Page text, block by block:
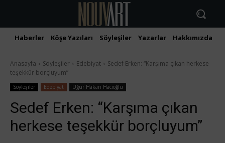
Haberler Köşe Yazıları Söyleşiler Yazarlar Hakkımızda
Anasayfa Söyleşiler Edebiyat
Sedef Erken: “Karşıma çıkan herkese
teşekkür borçluyum”
Söyleşiler Edebiyat Uğur Hakan Hacıoğlu
Sedef Erken: “Karşıma çıkan
herkese teşekkür borçluyum”